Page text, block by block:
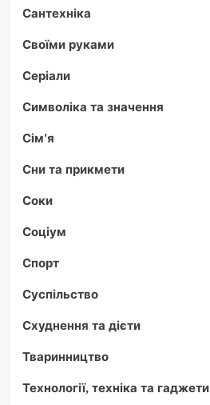
Сантехніка
Своїми руками
Серіали
Символіка та значення
Сім'я
Сни та прикмети
Соки
Соціум
Спорт
Суспільство
Схуднення та дієти
Тваринництво
Технології, техніка та гаджети